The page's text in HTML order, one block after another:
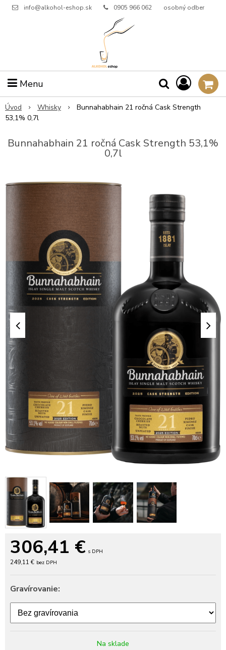
info@alkohol-eshop.sk 0905 966 062 osobný odber
Menu
Úvod Whisky
Bunnahabhain 21 ročná Cask Strength
53,1% 0,7l
Bunnahabhain 21 ročná Cask Strength 53,1%
0,7l
306,41 € s DPH
249,11 € bez DPH
Gravírovanie:
Na sklade